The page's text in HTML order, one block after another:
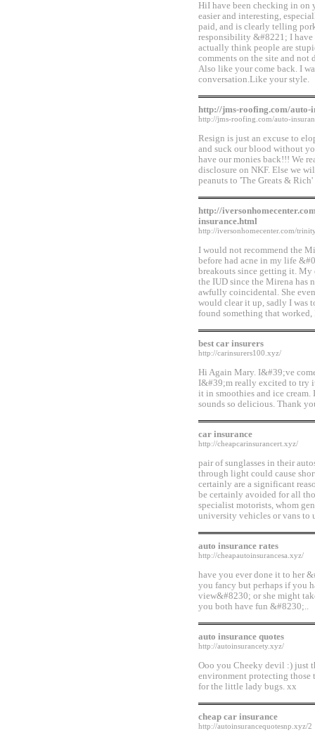
HiI have been checking in on
easier and interesting,
paid, and is clearly telling
responsibility &#8221; I have
actually think people are
comments on the site and
Also like your come back. I
conversation.Like your style.
http://jms-roofing.com/auto-
http://jms-roofing.com/auto-
Resign is just an excuse to
and suck our blood without
have our monies back!!! We
disclosure on NKF. Else we
peanuts to 'The Greats &
http://
insurance.html
http://iversonhomecenter.com/
I would not recommend the
before had acne in my life
breakouts since getting it.
the IUD since the Mirena has
awfully coincidental. She
would clear it up, sadly I was
found something that
best car insurers
http://carinsurers100.xyz/
Hi Again Mary. I&#39;ve
I&#39;m really excited to try
it in smoothies and ice
sounds so delicious. Thank
car insurance
http://cheapcarinsurancert.xyz/
pair of sunglasses in their
through light could cause
certainly are a significant
be certainly avoided for all
specialist motorists, whom
university vehicles or vans to
auto insurance rates
http://cheapautoinsurancesa.xyz/
have you ever done it to her
you fancy but perhaps if you
view&#8230; or she might
you both have fun &#8230;..
auto insurance quotes
http://autoinsurancety.xyz/
Ooo you Cheeky devil :) just
environment protecting those
for the little lady bugs. xx
cheap car insurance
http://autoinsurancequotesnp.xyz/2